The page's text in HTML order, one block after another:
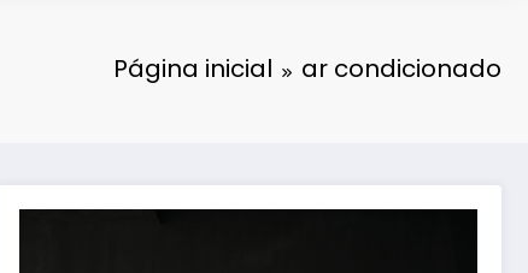
Página inicial ar condicionado